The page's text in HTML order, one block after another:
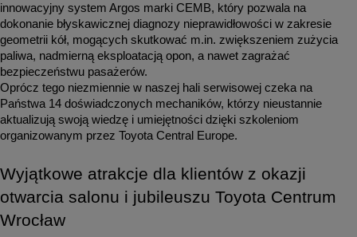
innowacyjny system Argos marki CEMB, który pozwala na
dokonanie błyskawicznej diagnozy nieprawidłowości w zakresie
geometrii kół, mogących skutkować m.in. zwiększeniem zużycia
paliwa, nadmierną eksploatacją opon, a nawet zagrażać
bezpieczeństwu pasażerów.
Oprócz tego niezmiennie w naszej hali serwisowej czeka na
Państwa 14 doświadczonych mechaników, którzy nieustannie
aktualizują swoją wiedzę i umiejętności dzięki szkoleniom
organizowanym przez Toyota Central Europe.
Wyjątkowe atrakcje dla klientów z okazji
otwarcia salonu i jubileuszu Toyota Centrum
Wrocław